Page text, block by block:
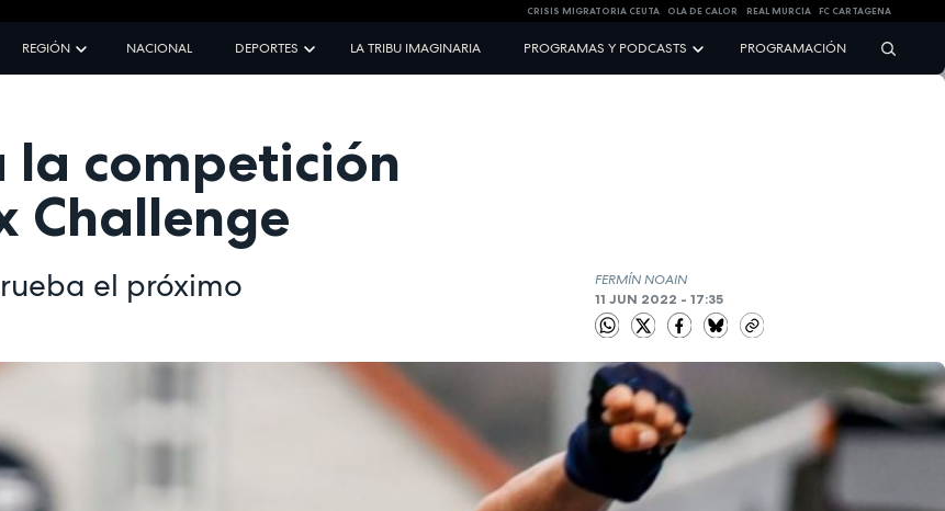
CRISIS MIGRATORIA CEUTA OLA DE CALOR REAL MURCIA FC CARTAGENA
REGIÓN NACIONAL DEPORTES LA TRIBU IMAGINARIA PROGRAMAS Y PODCASTS PROGRAMACIÓN
la competición
Challenge
el próximo
FERMÍN NOAIN
11 JUN 2022 - 17:35